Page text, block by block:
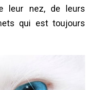
leur nez, de leurs
qui est toujours